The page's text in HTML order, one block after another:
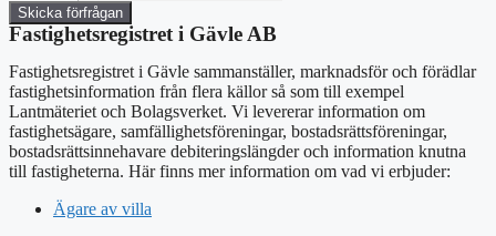
Skicka förfrågan
Fastighetsregistret i Gävle AB
Fastighetsregistret i Gävle sammanställer, marknadsför och förädlar
fastighetsinformation från flera källor så som till exempel
Lantmäteriet och Bolagsverket. Vi levererar information om
fastighetsägare, samfällighetsföreningar, bostadsrättsföreningar,
bostadsrättsinnehavare debiteringslängder och information knutna
till fastigheterna. Här finns mer information om vad vi erbjuder:
Ägare av villa